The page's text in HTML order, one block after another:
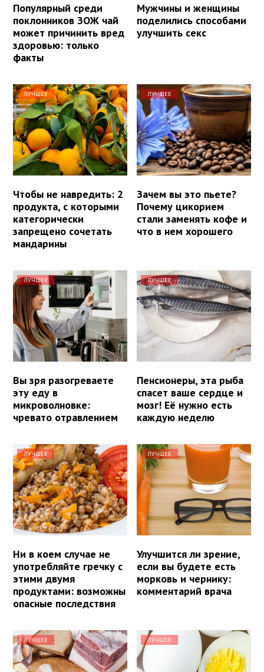
Популярный среди
поклонников ЗОЖ чай
может причинить вред
здоровью: только
факты
Мужчины и женщины
поделились способами
улучшить секс
ЛУЧШЕЕ
Чтобы не навредить: 2
продукта, с которыми
категорически
запрещено сочетать
мандарины
ЛУЧШЕЕ
Зачем вы это пьете?
Почему цикорием
стали заменять кофе и
что в нем хорошего
ЛУЧШЕЕ
Вы зря разогреваете
эту еду в
микроволновке:
чревато отравлением
ЛУЧШЕЕ
Пенсионеры, эта рыба
спасет ваше сердце и
мозг! Её нужно есть
каждую неделю
ЛУЧШЕЕ
Ни в коем случае не
употребляйте гречку с
этими двумя
продуктами: возможны
опасные последствия
ЛУЧШЕЕ
Улучшится ли зрение,
если вы будете есть
морковь и чернику:
комментарий врача
ЛУЧШЕЕ ЛУЧШЕЕ